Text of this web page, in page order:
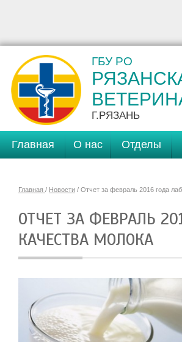
ГБУ РО
Г.РЯЗАНЬ
Главная О нас Отделы
Главная / Новости / Отчет за февраль 2016 года
ОТЧЕТ ЗА ФЕВРАЛЬ
КАЧЕСТВА МОЛОКА